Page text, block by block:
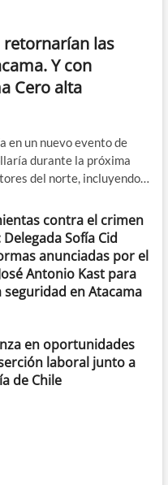
retornarían las
Y con
Cero alta
en un nuevo evento de
durante la próxima
del norte, incluyendo…
contra el crimen
Sofía Cid
anunciadas por el
Antonio Kast para
en Atacama
en oportunidades
laboral junto a
de Chile